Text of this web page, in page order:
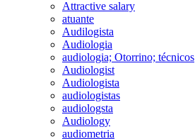
Attractive salary
atuante
Audilogista
Audiologia
audiologia; Otorrino; técnicos
Audiologist
Audiologista
audiologistas
audiologsta
Audiology
audiometria